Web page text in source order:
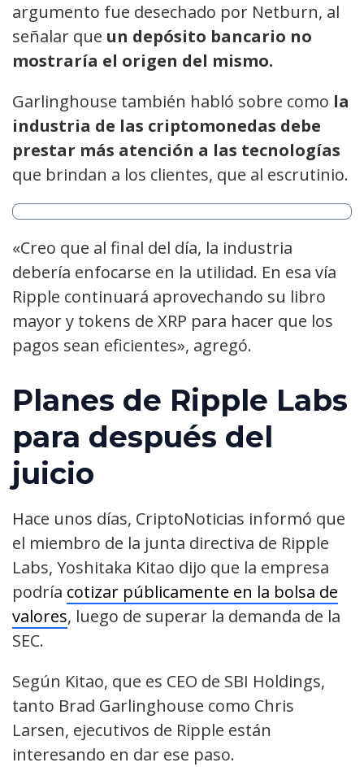
argumento fue desechado por Netburn, al
señalar que un depósito bancario no
mostraría el origen del mismo.
Garlinghouse también habló sobre como la
industria de las criptomonedas debe
prestar más atención a las tecnologías
que brindan a los clientes, que al escrutinio.
«Creo que al final del día, la industria
debería enfocarse en la utilidad. En esa vía
Ripple continuará aprovechando su libro
mayor y tokens de XRP para hacer que los
pagos sean eficientes», agregó.
Planes de Ripple Labs
para después del
juicio
Hace unos días, CriptoNoticias informó que
el miembro de la junta directiva de Ripple
Labs, Yoshitaka Kitao dijo que la empresa
podría cotizar públicamente en la bolsa de
valores, luego de superar la demanda de la
SEC.
Según Kitao, que es CEO de SBI Holdings,
tanto Brad Garlinghouse como Chris
Larsen, ejecutivos de Ripple están
interesando en dar ese paso.